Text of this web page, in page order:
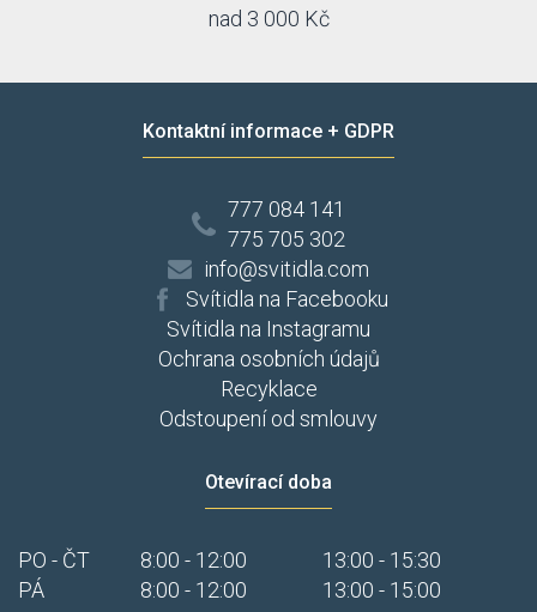
nad 3 000 Kč
Kontaktní informace + GDPR
777 084 141
775 705 302
info@svitidla.com
Svítidla na Facebooku
Svítidla na Instagramu
Ochrana osobních údajů
Recyklace
Odstoupení od smlouvy
Otevírací doba
PO - ČT 8:00 - 12:00
13:00 - 15:30
PÁ
8:00 - 12:00
13:00 - 15:00